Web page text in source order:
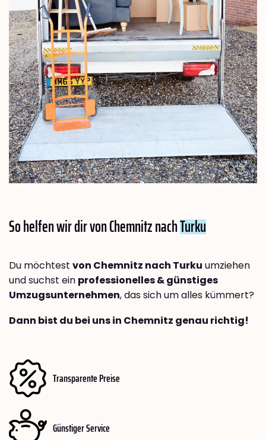
So helfen wir dir von Chemnitz nachTurku
Du möchtest von Chemnitz nach Turku umziehen
und suchst ein professionelles & günstiges
Umzugsunternehmen, das sich um alles kümmert?
Dann bist du bei uns in Chemnitz genau richtig!
Transparente Preise
Günstiger Service